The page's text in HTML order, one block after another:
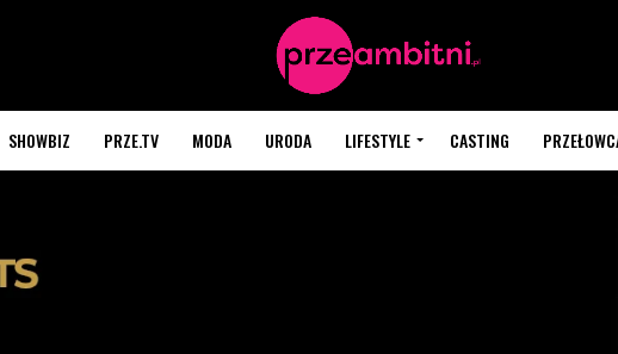
SHOWBIZ PRZE.TV MODA URODA LIFESTYLE CASTING